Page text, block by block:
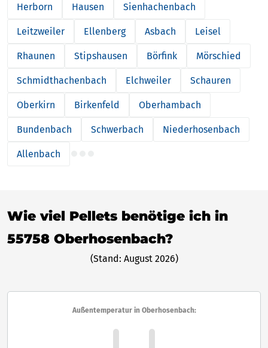
Herborn Hausen Sienhachenbach
Leitzweiler Ellenberg Asbach Leisel
Rhaunen Stipshausen Börfink Mörschied
Schmidthachenbach Elchweiler Schauren
Oberkirn Birkenfeld Oberhambach
Bundenbach Schwerbach Niederhosenbach
Allenbach
Wie viel Pellets benötige ich in
55758 Oberhosenbach?
(Stand: August 2026)
Außentemperatur in Oberhosenbach: